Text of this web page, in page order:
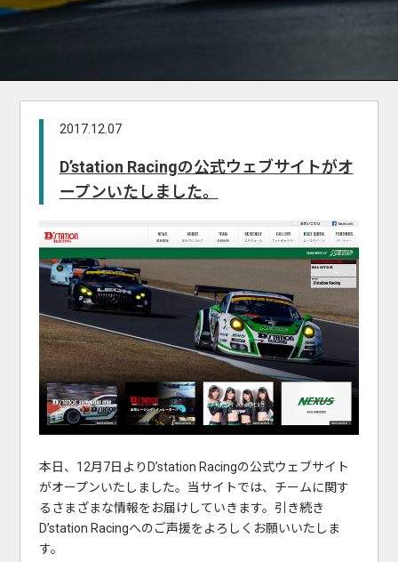
2017.12.07
D’station Racingの公式ウェブサイトがオ
ープンいたしました。
本日、12月7日よりD’station Racingの公式ウェブサイト
がオープンいたしました。当サイトでは、チームに関す
るさまざまな情報をお届けしていきます。引き続き
D’station Racingへのご声援をよろしくお願いいたしま
す。